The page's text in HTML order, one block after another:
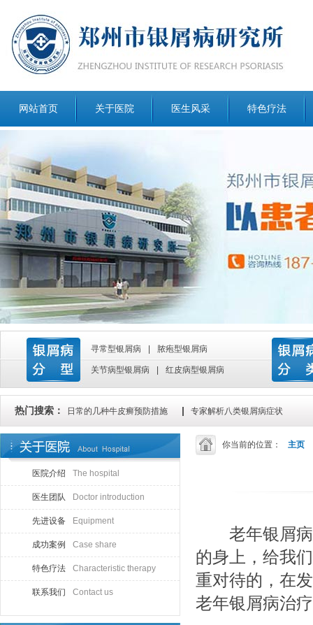
网站首页 关于医院 医生风采 特色疗法
寻常型银屑病 脓疱型银屑病
关节病型银屑病 红皮病型银屑病
热门搜索： 日常的几种牛皮癣预防措施 | 专家解析八类银屑病症状
医院介绍 The hospital
医生团队 Doctor introduction
先进设备 Equipment
成功案例 Case share
特色疗法 Characteristic therapy
联系我们 Contact us
你当前的位置： 主页
老年银屑病
的身上，给我
重对待的，在
老年银屑病治